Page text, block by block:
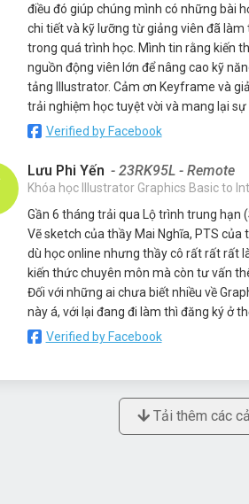
điều đó giúp chúng mình có những bài
chi tiết và kỹ lưỡng từ giảng viên đã
trong quá trình học. Mình tin rằng kiến
nguồn động viên lớn để nâng cao kỹ
tảng Illustrator. Cảm ơn Keyframe và
trải nghiệm học tuyệt vời và mang lại
Verified by Facebook
Lưu Phi Yến - 23RK95L - Remote
Khóa học Illustrator Graphics Basic to
Gần 6 tháng trải qua Lộ trình trung hạn
Vẽ sketch của thầy Mai Nghĩa, PTS của
dù học online nhưng thầy cô rất rất rất
kiến thức chuyên môn mà còn tư vấn
Đối với những ai chưa biết nhiều về
này á, với lại đang đi làm thì đăng ký ở
Verified by Facebook
Tải thêm các